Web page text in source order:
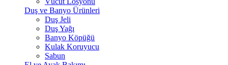
Duş ve Banyo Ürünleri
Duş Jeli
Duş Yağı
Banyo Köpüğü
Kulak Koruyucu
Sabun